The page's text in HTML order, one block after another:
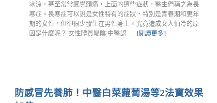
冰涼，甚至常常感覺頭痛，上面的這些症狀，醫生們稱之為畏
寒症。畏寒症可以說是女性特有的症狀，特別是青春期和更年
期的女性，但卻很少發生在男性身上。究竟造成女人怕冷的原
因是什麼呢？ 女性體質屬陰 中醫認...... [閱讀更多]
防感冒先養肺！中醫白菜蘿蔔湯等2法寶效果